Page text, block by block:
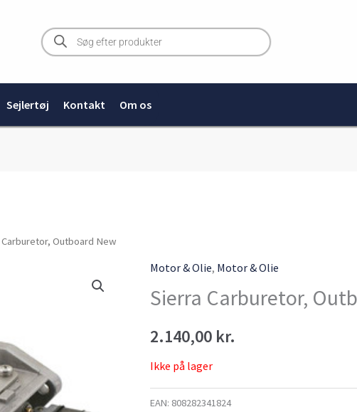
Products
search
Sejlertøj Kontakt Om os
Outboard New
Motor & Olie, Motor & Olie
Sierra Carburetor,
2.140,00 kr.
Ikke på lager
EAN: 808282341824